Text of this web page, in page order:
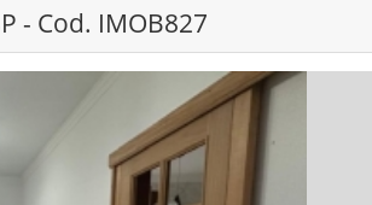
- Cod. IMOB827